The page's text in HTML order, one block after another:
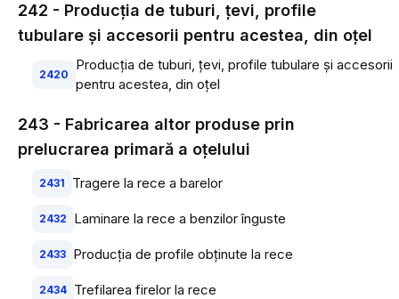
242 - Producţia de tuburi, ţevi, profile
tubulare şi accesorii pentru acestea, din oţel
2420
Producţia de tuburi, ţevi, profile tubulare şi accesorii
pentru acestea, din oţel
243 - Fabricarea altor produse prin
prelucrarea primară a oţelului
2431 Tragere la rece a barelor
2432 Laminare la rece a benzilor înguste
2433 Producţia de profile obţinute la rece
2434 Trefilarea firelor la rece